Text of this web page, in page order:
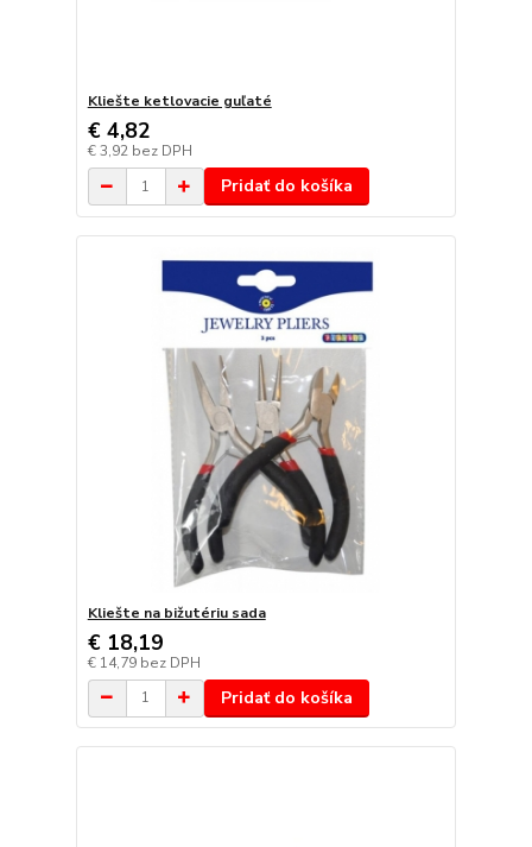
Kliešte ketlovacie guľaté
€ 4,82
€ 3,92 bez DPH
Pridať do košíka
Kliešte na bižutériu sada
€ 18,19
€ 14,79 bez DPH
Pridať do košíka